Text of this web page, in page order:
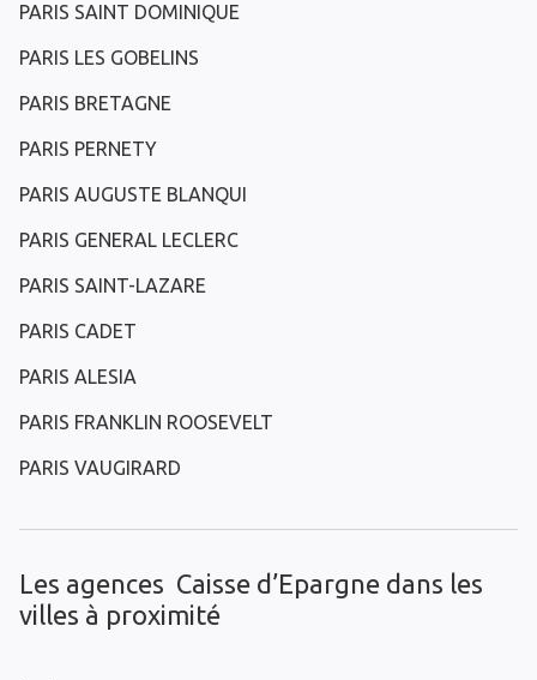
PARIS SAINT DOMINIQUE
PARIS LES GOBELINS
PARIS BRETAGNE
PARIS PERNETY
PARIS AUGUSTE BLANQUI
PARIS GENERAL LECLERC
PARIS SAINT-LAZARE
PARIS CADET
PARIS ALESIA
PARIS FRANKLIN ROOSEVELT
PARIS VAUGIRARD
Les agences Caisse d’Epargne dans les
villes à proximité